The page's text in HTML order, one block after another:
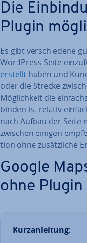
Die
Plugin
Es gibt ver­schie­de­ne
WordPress-Seite
erstellt haben und
oder die Strecke
Mög­lich­keit die
bin­den ist relativ
nach Aufbau der Seite
zwischen einigen
ti­on ohne zu­sätz­li­che
Google
ohne Plugin
Kurz­an­lei­tung: